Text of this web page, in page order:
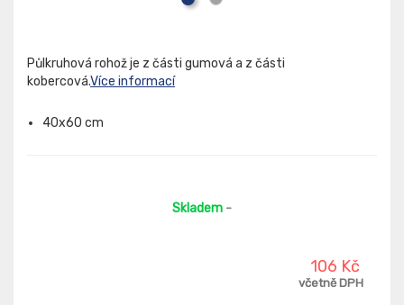
Půlkruhová rohož je z části gumová a z části
kobercová.Více informací
40x60 cm
Skladem -
106 Kč
včetně DPH